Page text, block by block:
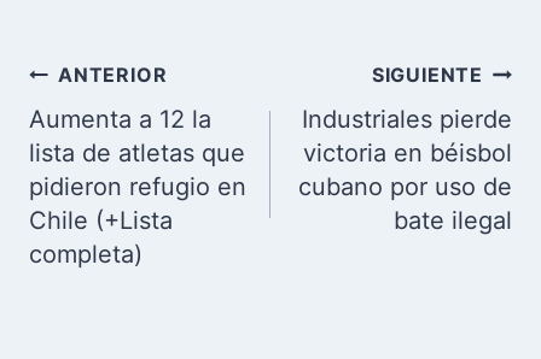
Navegación
de
entradas
ANTERIOR
Aumenta a 12 la
lista de atletas que
pidieron refugio en
Chile (+Lista
completa)
SIGUIENTE
Industriales pierde
victoria en béisbol
cubano por uso de
bate ilegal